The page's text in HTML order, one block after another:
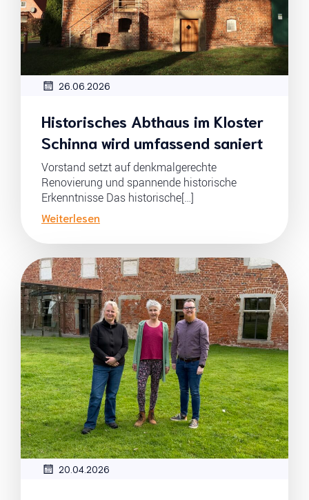
26.06.2026
Historisches Abthaus im Kloster
Schinna wird umfassend saniert
Vorstand setzt auf denkmalgerechte
Renovierung und spannende historische
Erkenntnisse Das historische[…]
Weiterlesen
20.04.2026